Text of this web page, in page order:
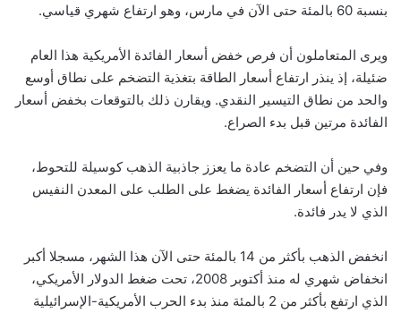
بنسبة 60 بالمئة حتى الآن في مارس، وهو ارتفاع شهري قياسي.
ويرى المتعاملون أن فرص خفض أسعار الفائدة الأمريكية هذا العام
ضئيلة، إذ ينذر ارتفاع أسعار الطاقة بتغذية التضخم على نطاق أوسع
والحد من نطاق التيسير النقدي. ويقارن ذلك بالتوقعات بخفض أسعار
الفائدة مرتين قبل بدء الصراع.
وفي حين أن التضخم عادة ما يعزز جاذبية الذهب كوسيلة للتحوط،
فإن ارتفاع أسعار الفائدة يضغط على الطلب على المعدن النفيس
الذي لا يدر فائدة.
انخفض الذهب بأكثر من 14 بالمئة حتى الآن هذا الشهر، مسجلا أكبر
انخفاض شهري له منذ أكتوبر 2008، تحت ضغط الدولار الأمريكي،
الذي ارتفع بأكثر من 2 بالمئة منذ بدء الحرب الأمريكية-الإسرائيلية